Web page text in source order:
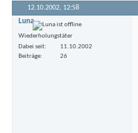
12.10.2002, 12:58
Luna
Wiederholungstäter
Dabei seit
11.10.2002
Beiträge
26